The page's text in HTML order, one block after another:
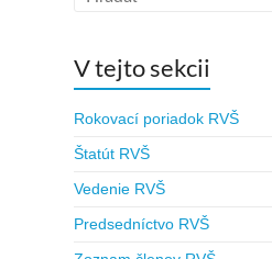
V tejto sekcii
Rokovací poriadok RVŠ
Štatút RVŠ
Vedenie RVŠ
Predsedníctvo RVŠ